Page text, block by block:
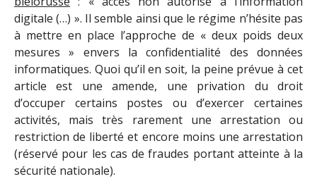
digitale (…) ». Il semble ainsi que le régime n’hésite pas
à mettre en place l’approche de « deux poids deux
mesures » envers la confidentialité des données
informatiques. Quoi qu’il en soit, la peine prévue à cet
article est une amende, une privation du droit
d’occuper certains postes ou d’exercer certaines
activités, mais très rarement une arrestation ou
restriction de liberté et encore moins une arrestation
(réservé pour les cas de fraudes portant atteinte à la
sécurité nationale).